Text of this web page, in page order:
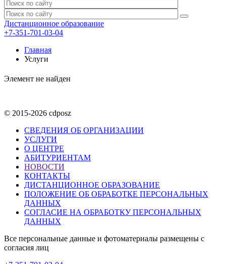
Дистанционное образование
+7-351-701-03-04
Главная
Услуги
Элемент не найден
© 2015-2026 cdposz
СВЕДЕНИЯ ОБ ОРГАНИЗАЦИИ
УСЛУГИ
О ЦЕНТРЕ
АБИТУРИЕНТАМ
НОВОСТИ
КОНТАКТЫ
ДИСТАНЦИОННОЕ ОБРАЗОВАНИЕ
ПОЛОЖЕНИЕ ОБ ОБРАБОТКЕ ПЕРСОНАЛЬНЫХ
ДАННЫХ
СОГЛАСИЕ НА ОБРАБОТКУ ПЕРСОНАЛЬНЫХ
ДАННЫХ
Все персональные данные и фотоматериалы размещены с
согласия лиц